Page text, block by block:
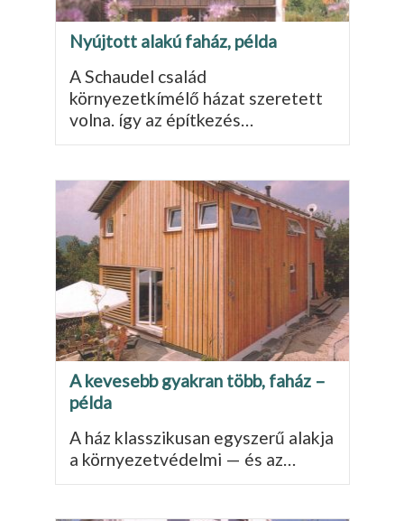
Nyújtott alakú faház, példa
A Schaudel család
környezetkímélő házat szere­tett
volna. így az építkezés…
A kevesebb gyakran több, faház –
példa
A ház klasszikusan egy­szerű alakja
a környe­zetvédelmi — és az…